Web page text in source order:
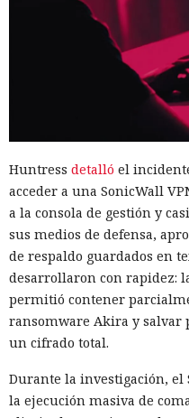
Huntress detalló el
acceder a una SonicWall
a la consola de gestión y
sus medios de defensa,
de respaldo guardados en
desarrollaron con rapidez:
permitió contener
ransomware Akira y salvar
un cifrado total.
Durante la investigación, el
la ejecución masiva de